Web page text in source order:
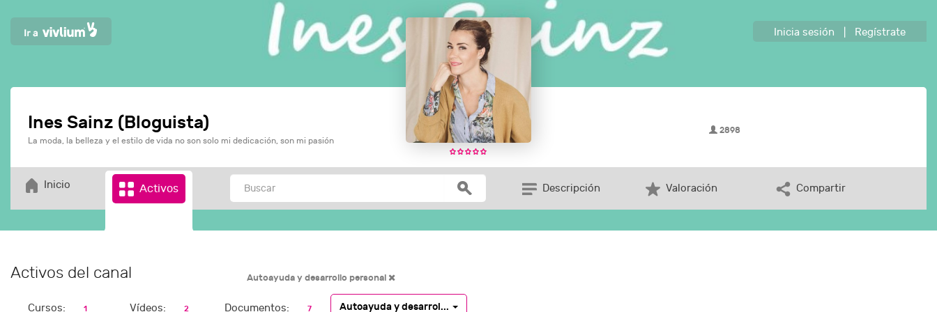
Inicia sesión Regístrate
Ines Sainz (Bloguista)
La moda, la belleza y el estilo de vida no son solo mi dedicación, son mi pasión
2898
Inicio Activos Descripción Valoración Compartir
Activos del canal Autoayuda y desarrollo personal
Cursos: 1 Vídeos: 2 Documentos: 7 Autoayuda y desarrol...